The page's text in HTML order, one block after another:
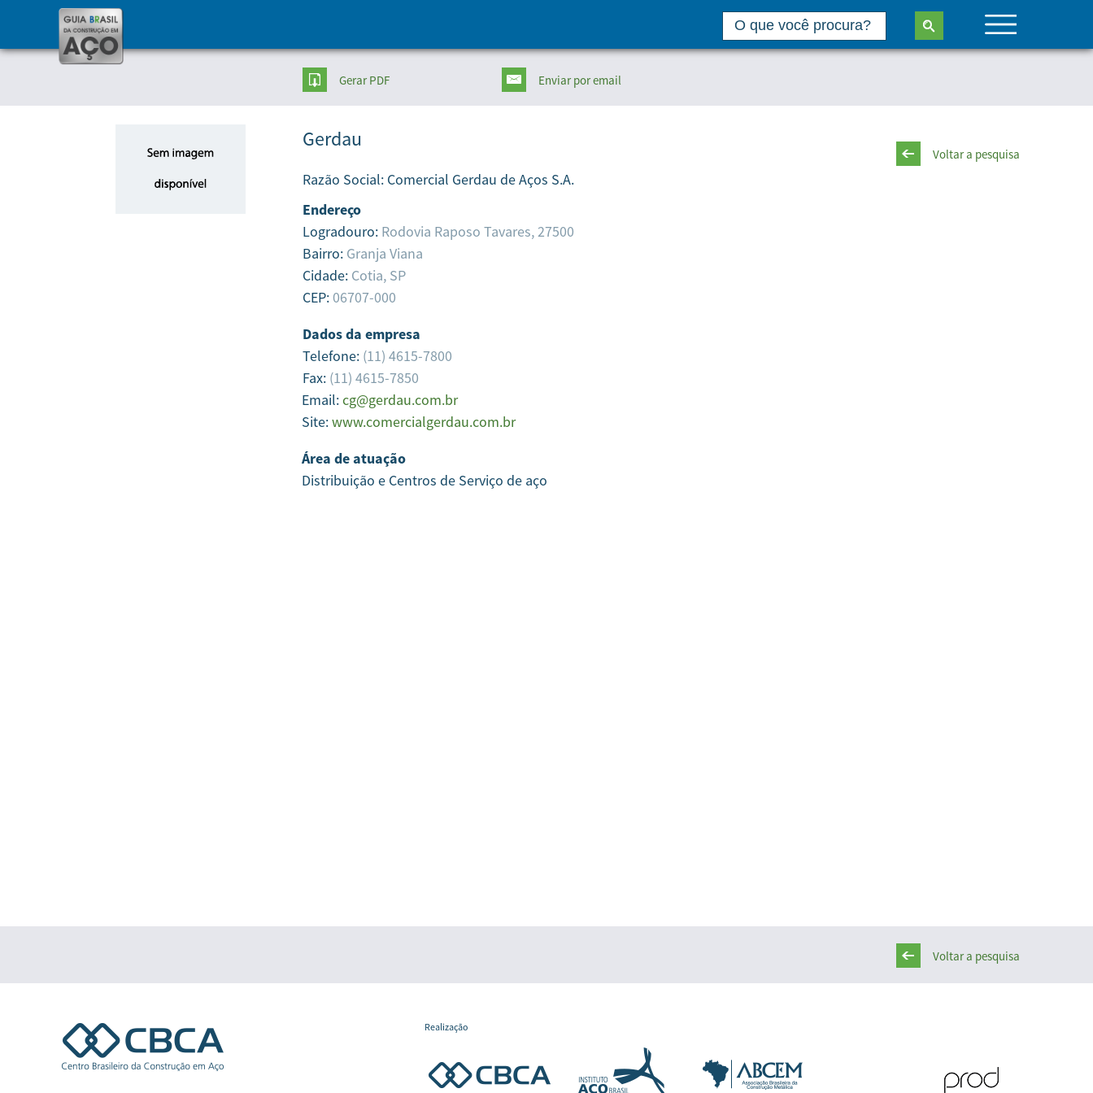
Gerar PDF Enviarpor email
Voltar a pesquisa
Gerdau
Razão Social: Comercial Gerdau de Aços S.A.
Endereço
Logradouro: Rodovia Raposo Tavares, 27500
Bairro: Granja Viana
Cidade: Cotia, SP
CEP: 06707-000
Dados da empresa
Telefone: (11) 4615-7800
Fax: (11) 4615-7850
Email:cg@gerdau.com.br
Site:www.comercialgerdau.com.br
Área de atuação
Distribuição e Centros de Serviço de aço
Voltar a pesquisa
Realização